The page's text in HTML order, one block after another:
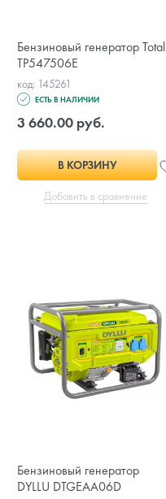
Бензиновый генератор Total
TP547506E
код: 145261
ЕСТЬ В НАЛИЧИИ
3 660.00 руб.
В КОРЗИНУ
Добавить в сравнение
Бензиновый генератор
DYLLU DTGEAA06D